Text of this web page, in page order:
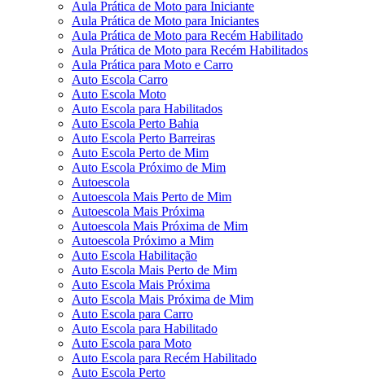
Aula Prática de Moto para Iniciante
Aula Prática de Moto para Iniciantes
Aula Prática de Moto para Recém Habilitado
Aula Prática de Moto para Recém Habilitados
Aula Prática para Moto e Carro
Auto Escola Carro
Auto Escola Moto
Auto Escola para Habilitados
Auto Escola Perto Bahia
Auto Escola Perto Barreiras
Auto Escola Perto de Mim
Auto Escola Próximo de Mim
Autoescola
Autoescola Mais Perto de Mim
Autoescola Mais Próxima
Autoescola Mais Próxima de Mim
Autoescola Próximo a Mim
Auto Escola Habilitação
Auto Escola Mais Perto de Mim
Auto Escola Mais Próxima
Auto Escola Mais Próxima de Mim
Auto Escola para Carro
Auto Escola para Habilitado
Auto Escola para Moto
Auto Escola para Recém Habilitado
Auto Escola Perto